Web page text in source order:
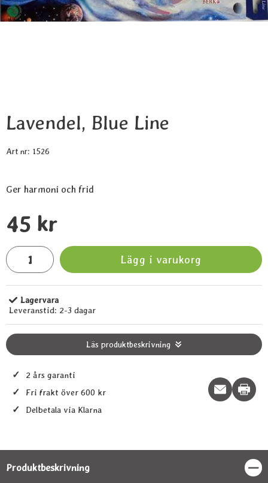
Lavendel, Blue Line
Art nr: 1526
Ger harmoni och frid
pris
45 kr
antal
Lägg i varukorg
Tillgänglighet:
Lagervara
Leveranstid: 2-3 dagar
Läs produktbeskrivning
✓ 2 års garanti
✓ Fri frakt över 600 kr
✓ Delbetala via Klarna
Print
Produktbeskrivning